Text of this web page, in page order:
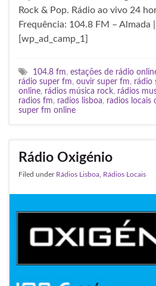
Rock & Pop. Rádio ao vivo 24
Frequência: 104.8 FM – Almada
[wp_ad_camp_1]
104.8 fm, estações de rádio
rádio super fm, ouvir super fm, rádio
online, rádios música rock, rádios
radios fm, radios lisboa, radios locais
super fm online
Rádio Oxigénio
Filed under Rádios Lisboa Rádios Locais